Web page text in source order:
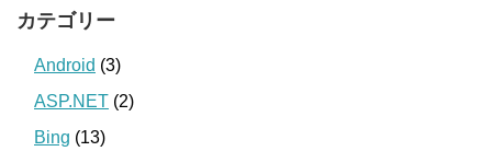
カテゴリー
Android (3)
ASP.NET (2)
Bing (13)